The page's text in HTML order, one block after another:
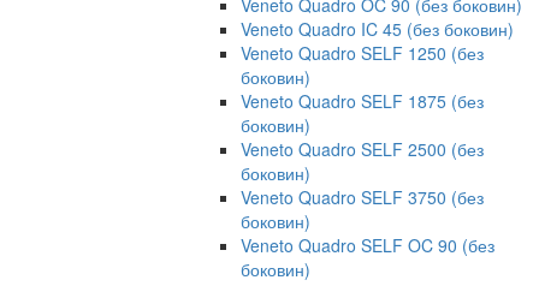
Veneto Quadro OC 90 (без боковин)
Veneto Quadro IC 45 (без боковин)
Veneto Quadro SELF 1250 (без
боковин)
Veneto Quadro SELF 1875 (без
боковин)
Veneto Quadro SELF 2500 (без
боковин)
Veneto Quadro SELF 3750 (без
боковин)
Veneto Quadro SELF OC 90 (без
боковин)